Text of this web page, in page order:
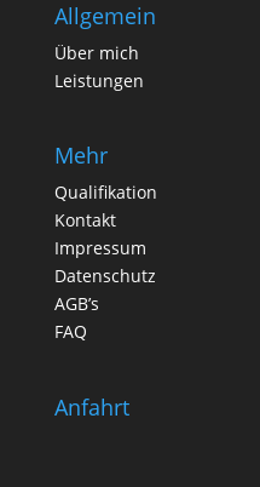
Allgemein
Über mich
Leistungen
Mehr
Qualifikation
Kontakt
Impressum
Datenschutz
AGB’s
FAQ
Anfahrt